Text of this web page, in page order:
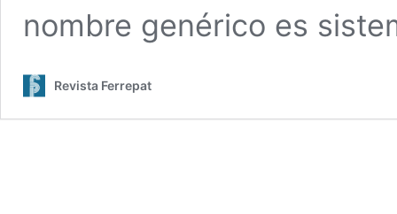
nombre genérico es
Revista Ferrepat